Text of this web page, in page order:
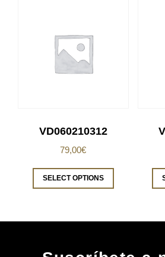
VD060210312
79,00€
SELECT OPTIONS